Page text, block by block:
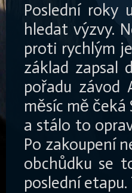
Poslední roky
hledat výzvy.
proti rychlým
základ zapsal
pořadu závod
měsíc mě čeká
a stálo to
Po zakoupení
obchůdku se
poslední